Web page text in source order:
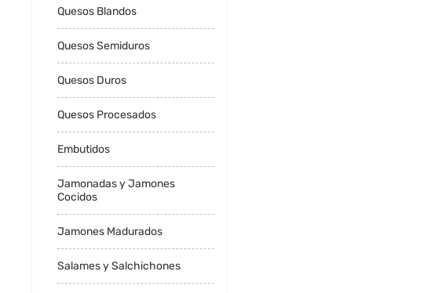
Quesos Blandos
Quesos Semiduros
Quesos Duros
Quesos Procesados
Embutidos
Jamonadas y Jamones
Cocidos
Jamones Madurados
Salames y Salchichones